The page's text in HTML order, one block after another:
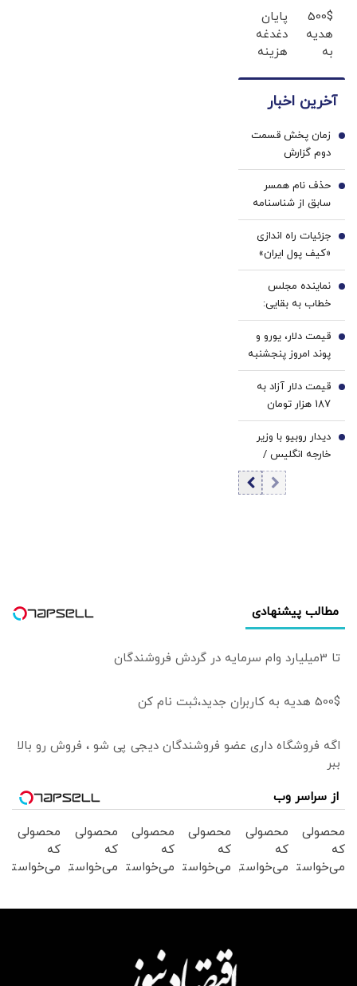
مشام می‌رسدها با
ژل
سفید
خرید40%تخفیف
بزن
(ژل
سفیدکننده
500$
هدیه
به
نام کن
پایان
دغدغه
هزینه
پزشکی
سفید
کننده
خانگی
آخرین اخبار
زمان پخش قسمت
دوم گزارش
پزشکیان اعلام شد
1
حذف نام همسر
سابق از شناسنامه
امکان پذیر شد +
جزئیات و شرایط
2
جزئیات راه اندازی
«کیف پول ایران»
اعلام شد
3
نماینده مجلس
خطاب به بقایی:
شما سخنگو
هستید، نه
سخن‌نگو!
4
قیمت دلار، یورو و
پوند امروز پنجشنبه
۱۵ مرداد 1405/
کاهش قیمت دلار و
یورو
5
قیمت دلار آزاد به
187 هزار تومان
رسید
6
دیدار روبیو با وزیر
خارجه انگلیس /
مذاکرات بر سر
تنگه هرمز به کجا
7
مطالب پیشنهادی
تا 3میلیارد وام سرمایه در گردش فروشندگان
500$ هدیه به کاربران جدید،ثبت نام کن
اگه فروشگاه داری عضو فروشندگان دیجی پی شو ، فروش رو بالا
ببر
از سراسر وب
محصولی
که
می‌خواستی
محصولی
که
می‌خواستی
محصولی
که
می‌خواستی
بخر !
محصولی
که
می‌خواستی
بخر !
محصولی
که
می‌خواستی
محصولی
که
می‌خواستی